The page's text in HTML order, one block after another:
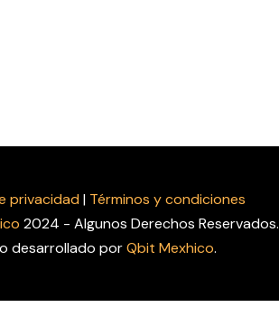
privacidad| Términos y condiciones
2024 - Algunos Derechos Reservados.
desarrollado porQbit Mexhico.